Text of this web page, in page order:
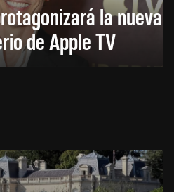
la nueva
de Apple TV